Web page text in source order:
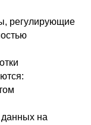
регулирующие
данных на